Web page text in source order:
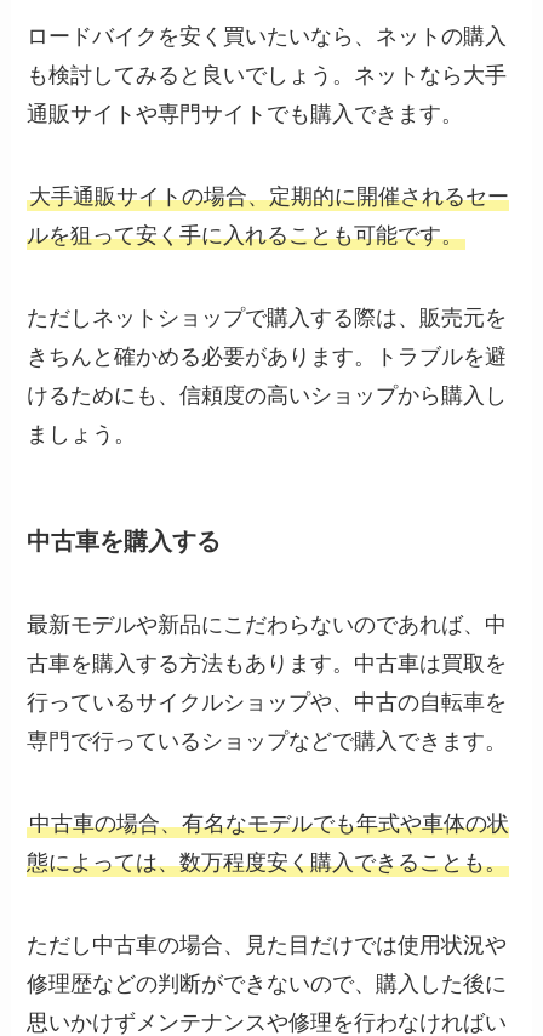
ロードバイクを安く買いたいなら、ネットの購入
も検討してみると良いでしょう。ネットなら大手
通販サイトや専門サイトでも購入できます。
大手通販サイトの場合、定期的に開催されるセー
ルを狙って安く手に入れることも可能です。
ただしネットショップで購入する際は、販売元を
きちんと確かめる必要があります。トラブルを避
けるためにも、信頼度の高いショップから購入し
ましょう。
中古車を購入する
最新モデルや新品にこだわらないのであれば、中
古車を購入する方法もあります。中古車は買取を
行っているサイクルショップや、中古の自転車を
専門で行っているショップなどで購入できます。
中古車の場合、有名なモデルでも年式や車体の状
態によっては、数万程度安く購入できることも。
ただし中古車の場合、見た目だけでは使用状況や
修理歴などの判断ができないので、購入した後に
思いかけずメンテナンスや修理を行わなければい